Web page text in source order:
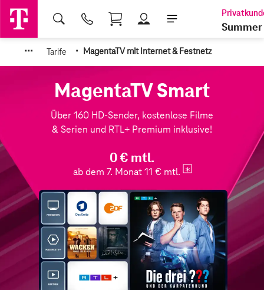
Shopping Cart
Summer
··· Tarife · MagentaTV mit Internet & Festnetz